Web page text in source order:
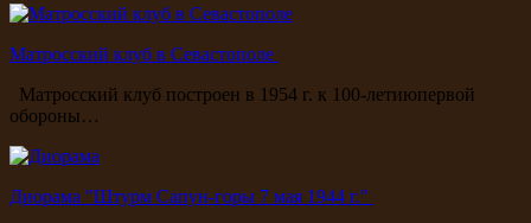
Матросский клуб в Севастополе
Матросский клуб построен в 1954 г. к 100-летиюпервой
обороны…
Диорама "Штурм Сапун-горы 7 мая 1944 г."